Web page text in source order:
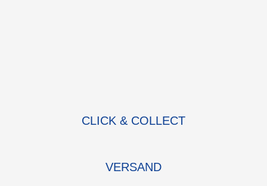
CLICK & COLLECT
VERSAND